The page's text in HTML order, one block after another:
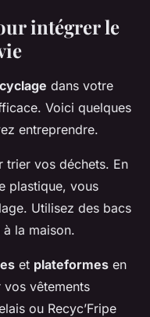
intégrer le
dans votre
Voici quelques
entreprendre.
trier vos déchets. En
plastique, vous
Utilisez des bacs
la maison.
et plateformes en
vêtements
ou Recyc’Fripe